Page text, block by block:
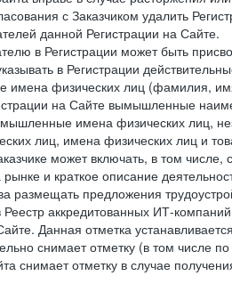
с Заказчиком удалить
данной Регистрации на Сайте.
в Регистрации может быть
в Регистрации
имена физических лиц (фамилия,
на Сайте вымышленные
имена физических лиц,
лиц, имена физических лиц и
может включать, в том
рынке и краткое описание
размещать предложения
аккредитованных ИТ-
Данная отметка
снимает отметку (в том числе
снимает отметку в случае